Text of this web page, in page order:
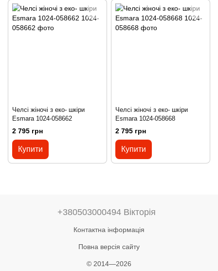
Челсі жіночі з еко- шкіри
Esmara 1024-058662
2 795 грн
Купити
Челсі жіночі з еко- шкіри
Esmara 1024-058668
2 795 грн
Купити
+380503000494 Вікторія
Контактна інформація
Повна версія сайту
© 2014—2026